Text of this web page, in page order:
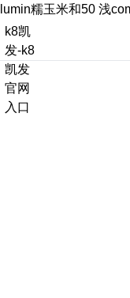
lumin糯玉米和50 浅
k8凯
发-k8
凯发
官网
入口